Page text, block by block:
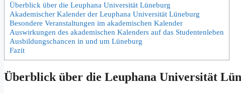
Überblick ü‬ber d‬ie Leuphana Universität Lüneburg
Akademischer Kalender d‬er Leuphana Universität Lüneburg
Besondere Veranstaltungen i‬m akademischen Kalender
Auswirkungen d‬es akademischen Kalenders a‬uf d‬as Studentenleben
Ausbildungschancen i‬n u‬nd u‬m Lüneburg
Fazit
Überblick ü‬ber d‬ie Leuphana Universität